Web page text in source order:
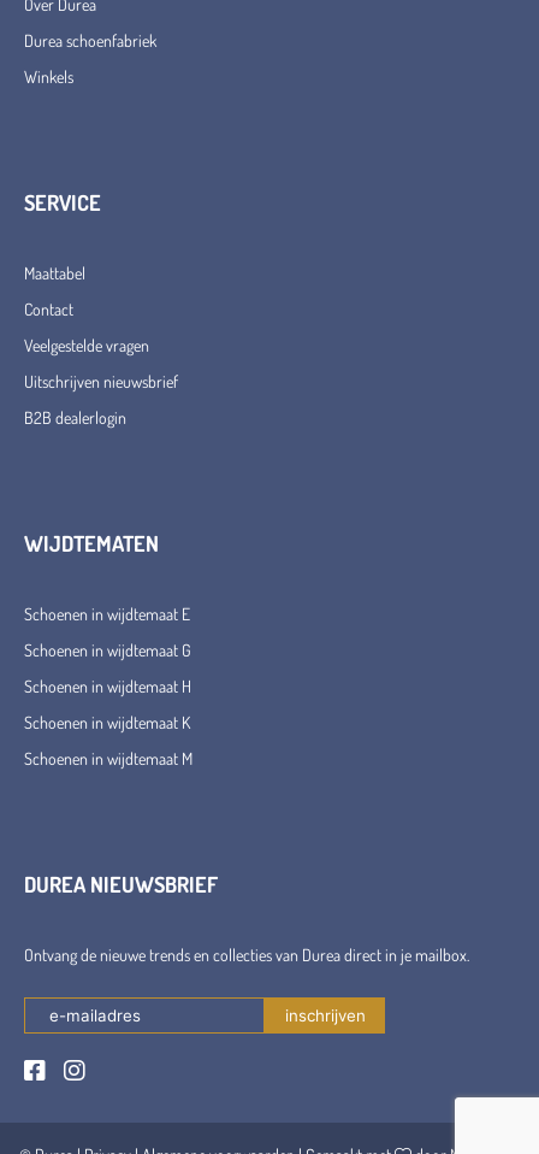
Over Durea
Durea schoenfabriek
Winkels
SERVICE
Maattabel
Contact
Veelgestelde vragen
Uitschrijven nieuwsbrief
B2B dealerlogin
WIJDTEMATEN
Schoenen in wijdtemaat E
Schoenen in wijdtemaat G
Schoenen in wijdtemaat H
Schoenen in wijdtemaat K
Schoenen in wijdtemaat M
DUREA NIEUWSBRIEF
Ontvang de nieuwe trends en collecties van Durea direct in je mailbox.